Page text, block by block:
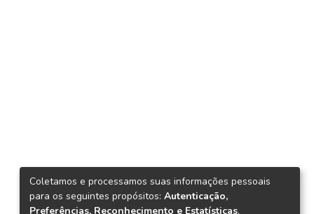
Coletamos e processamos suas informações pessoais
para os seguintes propósitos: Autenticação,
Preferências, Reconhecimento e Estatísticas.